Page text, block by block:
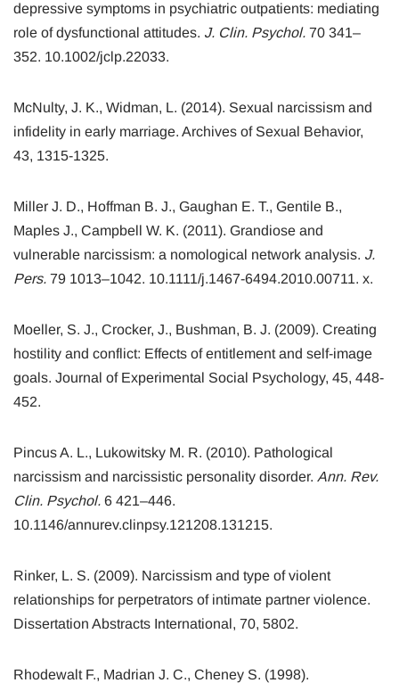
depressive symptoms in psychiatric outpatients: mediating
role of dysfunctional attitudes. J. Clin. Psychol. 70 341–
352. 10.1002/jclp.22033.
McNulty, J. K., Widman, L. (2014). Sexual narcissism and
infidelity in early marriage. Archives of Sexual Behavior,
43, 1315-1325.
Miller J. D., Hoffman B. J., Gaughan E. T., Gentile B.,
Maples J., Campbell W. K. (2011). Grandiose and
vulnerable narcissism: a nomological network analysis. J.
Pers. 79 1013–1042. 10.1111/j.1467-6494.2010.00711. x.
Moeller, S. J., Crocker, J., Bushman, B. J. (2009). Creating
hostility and conflict: Effects of entitlement and self-image
goals. Journal of Experimental Social Psychology, 45, 448-
452.
Pincus A. L., Lukowitsky M. R. (2010). Pathological
narcissism and narcissistic personality disorder. Ann. Rev.
Clin. Psychol. 6 421–446.
10.1146/annurev.clinpsy.121208.131215.
Rinker, L. S. (2009). Narcissism and type of violent
relationships for perpetrators of intimate partner violence.
Dissertation Abstracts International, 70, 5802.
Rhodewalt F., Madrian J. C., Cheney S. (1998).